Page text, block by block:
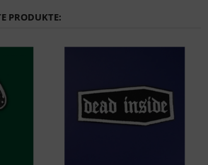
PRODUKTE: